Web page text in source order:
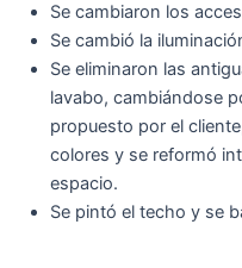
Se cambiaron los
Se cambió la
Se eliminaron las
lavabo, cambiándose
propuesto por el
colores y se reformó
espacio.
Se pintó el techo y se